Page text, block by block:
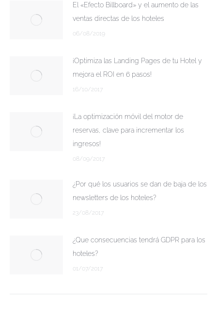
El «Efecto Billboard» y el aumento de las
ventas directas de los hoteles
06/08/2019
¡Optimiza las Landing Pages de tu Hotel y
mejora el ROI en 6 pasos!
16/10/2017
¡La optimización móvil del motor de
reservas, clave para incrementar los
ingresos!
08/09/2017
¿Por qué los usuarios se dan de baja de los
newsletters de los hoteles?
23/08/2017
¿Que consecuencias tendrá GDPR para los
hoteles?
01/07/2017